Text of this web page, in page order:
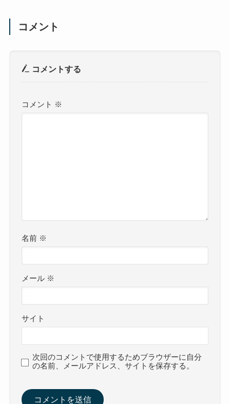
コメント
コメントする
コメント ※
名前 ※
メール ※
サイト
次回のコメントで使用するためブラウザーに自分
の名前、メールアドレス、サイトを保存する。